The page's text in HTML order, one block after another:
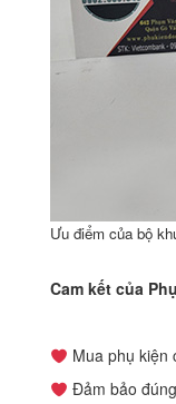
Ưu điểm của bộ
Cam kết của
Mua phụ kiện
Đảm bảo